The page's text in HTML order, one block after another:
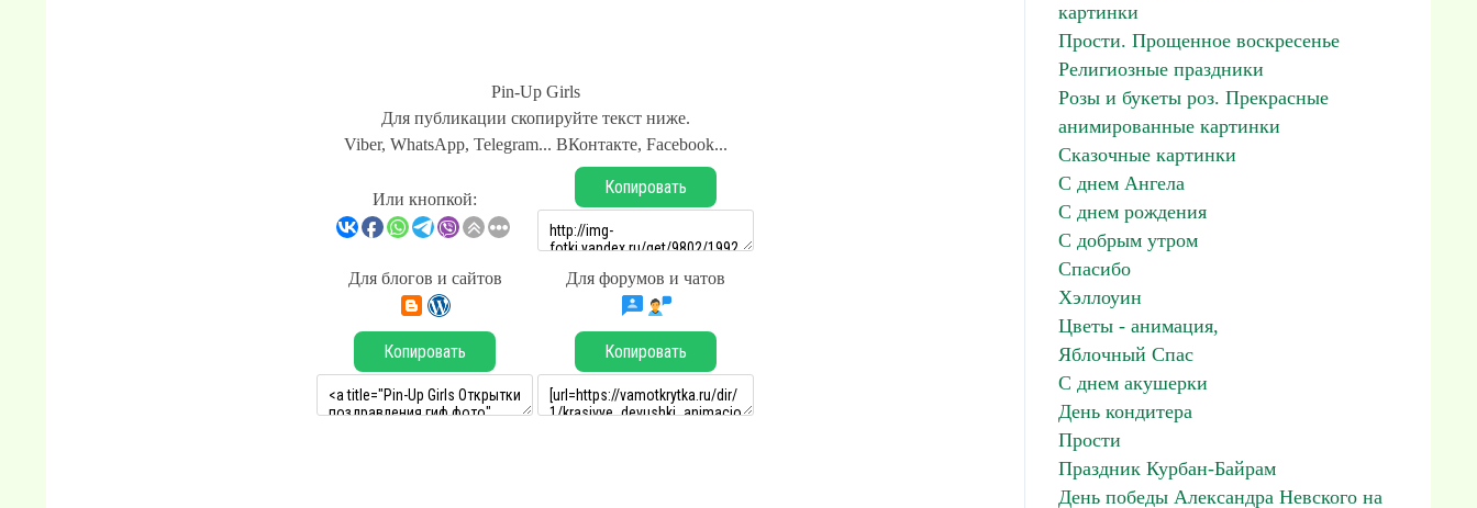
Pin-Up Girls
Для публикации скопируйте текст ниже.
Viber, WhatsApp, Telegram... ВКонтакте, Facebook...
Или кнопкой:
Копировать
Для блогов и сайтов Для форумов и чатов
Копировать Копировать
картинки
Прости. Прощенное воскресенье
Религиозные праздники
Розы и букеты роз. Прекрасные
анимированные картинки
Сказочные картинки
С днем Ангела
С днем рождения
С добрым утром
Спасибо
Хэллоуин
Цветы - анимация,
Яблочный Спас
С днем акушерки
День кондитера
Прости
Праздник Курбан-Байрам
День победы Александра Невского на